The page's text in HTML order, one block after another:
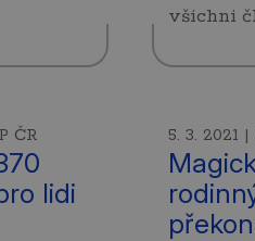
všichni
ČR
lidi
5. 3. 2021